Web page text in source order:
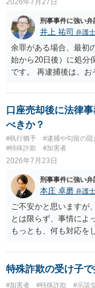
刑事事件に強い弁
井上 祐司 弁護士
余罪がある場合、最初
始から20日後）に処分
です。 再逮捕後は、
口座売却後に法律
べきか？
#執行猶予 #逮捕や勾留の阻
#特殊詐欺
#加害者
2026年7月23日
刑事事件に強い弁
本庄 卓磨 弁護士
ご不安かと思いますが
とは限らず、事情によ
もっとも、何も対応を
めします。
特殊詐欺の受け子で
#加害者 #特殊詐欺 #示談